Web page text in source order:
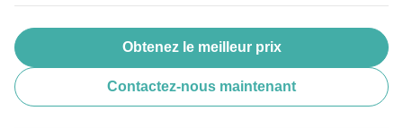
Obtenez le meilleur prix
Contactez-nous maintenant